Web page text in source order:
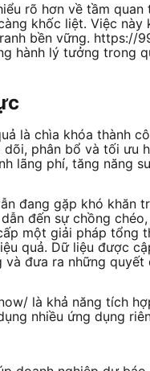
rõ hơn về tầm
khốc liệt. Việc
bền vững. https://
hành lý tưởng trong
là chìa khóa thành
phân bổ và tối ưu
lãng phí, tăng năng
đang gặp khó khăn
đến sự chồng
một giải pháp tổng
quả. Dữ liệu được
đưa ra những quyết
là khả năng tích
nhiều ứng dụng